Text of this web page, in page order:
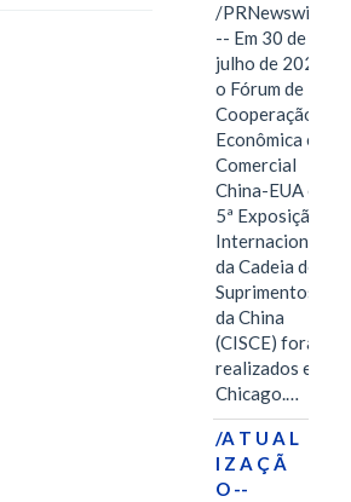
/PRNewswire/
-- Em 30 de
julho de 2026,
o Fórum de
Cooperação
Econômica e
Comercial
China-EUA e a
5ª Exposição
Internacional
da Cadeia de
Suprimentos
da China
(CISCE) foram
realizados em
Chicago.…
/A T U A L
I Z A Ç Ã
O --